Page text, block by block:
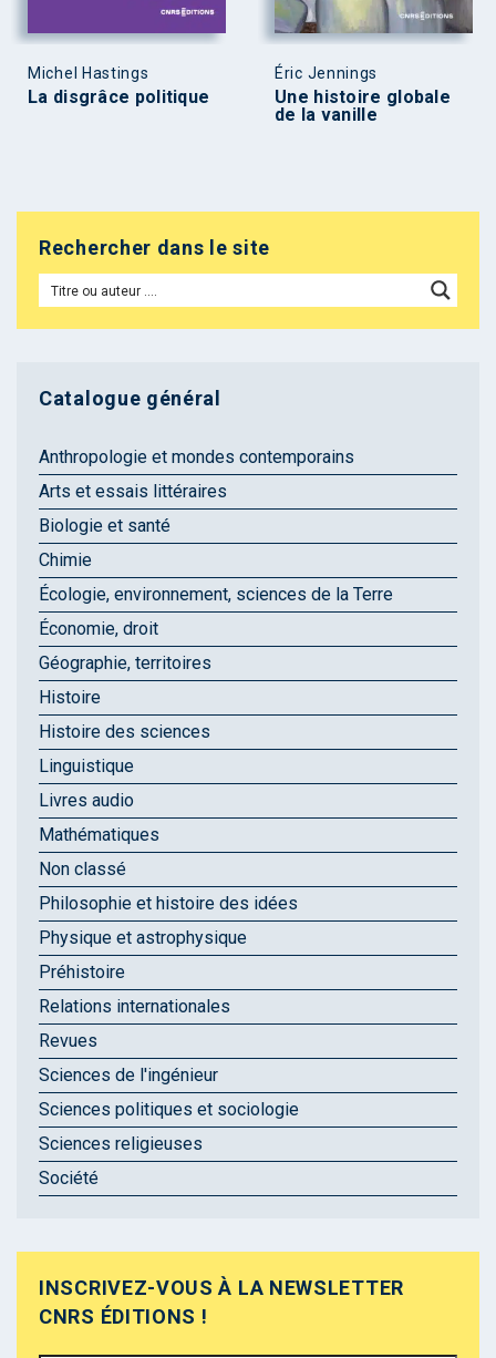
Michel Hastings
La disgrâce politique
Éric Jennings
Une histoire globale
de la vanille
Rechercher dans le site
Catalogue général
Anthropologie et mondes contemporains
Arts et essais littéraires
Biologie et santé
Chimie
Écologie, environnement, sciences de la Terre
Économie, droit
Géographie, territoires
Histoire
Histoire des sciences
Linguistique
Livres audio
Mathématiques
Non classé
Philosophie et histoire des idées
Physique et astrophysique
Préhistoire
Relations internationales
Revues
Sciences de l'ingénieur
Sciences politiques et sociologie
Sciences religieuses
Société
INSCRIVEZ-VOUS À LA NEWSLETTER
CNRS ÉDITIONS !